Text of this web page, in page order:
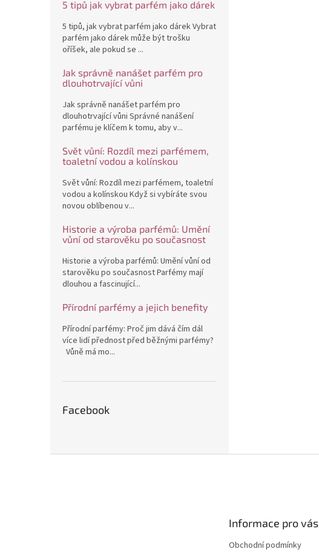
5 tipů jak vybrat parfém jako dárek
5 tipů, jak vybrat parfém jako dárek Vybrat
parfém jako dárek může být trošku
oříšek, ale pokud se ...
Jak správně nanášet parfém pro
dlouhotrvající vůni
Jak správně nanášet parfém pro
dlouhotrvající vůni Správné nanášení
parfému je klíčem k tomu, aby v...
Svět vůní: Rozdíl mezi parfémem,
toaletní vodou a kolínskou
Svět vůní: Rozdíl mezi parfémem, toaletní
vodou a kolínskou Když si vybíráte svou
novou oblíbenou v...
Historie a výroba parfémů: Umění
vůní od starověku po současnost
Historie a výroba parfémů: Umění vůní od
starověku po současnost Parfémy mají
dlouhou a fascinující...
Přírodní parfémy a jejich benefity
Přírodní parfémy: Proč jim dává čím dál
více lidí přednost před běžnými parfémy?
Vůně má mo...
Facebook
Informace pro vás
Obchodní podmínky